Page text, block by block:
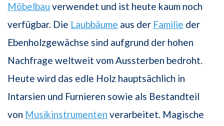
Möbelbau verwendet und ist heute kaum noch
verfügbar. Die Laubbäume aus der Familie der
Ebenholzgewächse sind aufgrund der hohen
Nachfrage weltweit vom Aussterben bedroht.
Heute wird das edle Holz hauptsächlich in
Intarsien und Furnieren sowie als Bestandteil
von Musikinstrumenten verarbeitet. Magische